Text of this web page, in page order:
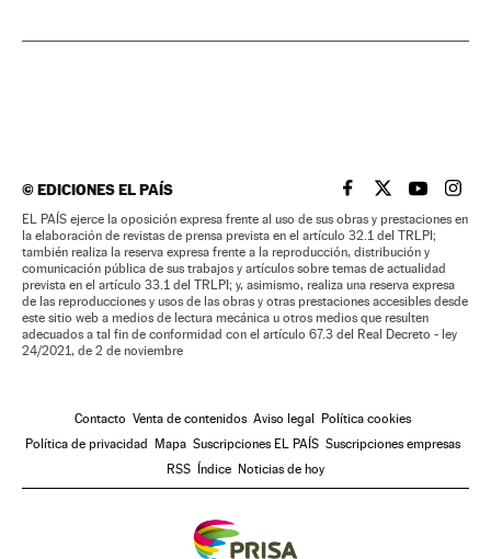
©EDICIONES EL PAÍS EL PAÍS BRASIL EN
EL PAÍSEL PAÍS
EL
EL PAÍS ejerce la oposición expresa frente al uso de sus obras y prestaciones en
la elaboración de revistas de prensa prevista en el artículo 32.1 del TRLPI;
también realiza la reserva expresa frente a la reproducción, distribución y
comunicación pública de sus trabajos y artículos sobre temas de actualidad
prevista en el artículo 33.1 del TRLPI; y, asimismo, realiza una reserva expresa
de las reproducciones y usos de las obras y otras prestaciones accesibles desde
este sitio web a medios de lectura mecánica u otros medios que resulten
adecuados a tal fin de conformidad con el artículo 67.3 del Real Decreto - ley
24/2021, de 2 de noviembre
Contacto Venta de contenidos Aviso legal
Política cookies
Política de privacidad
Mapa Suscripciones EL PAÍS Suscripciones empresas
RSS
Índice Noticias de hoy